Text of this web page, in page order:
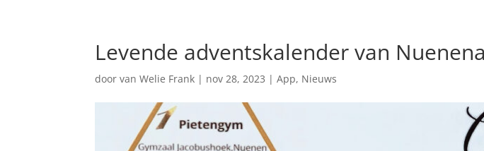
Levende adventskalender van
doorvan Welie Frank | nov 28, 2023 |App, Nieuws